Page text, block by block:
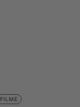
FILME